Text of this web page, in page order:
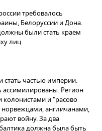
требовалось
Белоруссии и Дона.
были стать краем
лиц.
стать частью империи.
Регион
колонистами и "расово
англичанами,
войну. За два
должна была быть